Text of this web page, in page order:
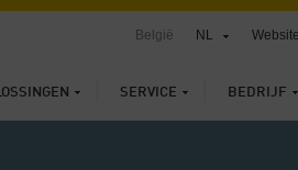
SERVICE BEDRIJF
België NL